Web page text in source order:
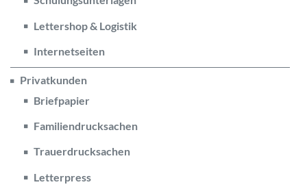
Lettershop & Logistik
Internetseiten
Privatkunden
Briefpapier
Familiendrucksachen
Trauerdrucksachen
Letterpress